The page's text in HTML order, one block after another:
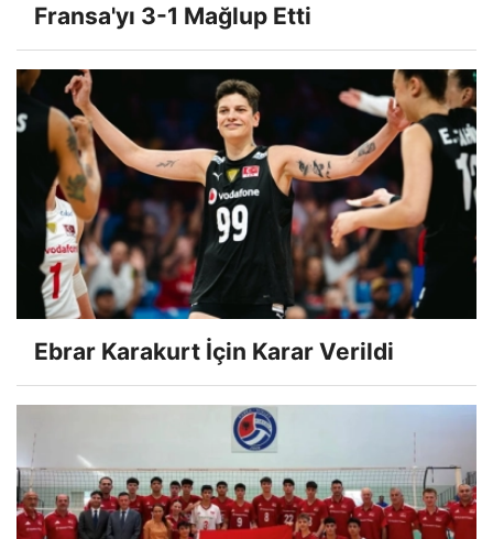
Fransa'yı 3-1 Mağlup Etti
Ebrar Karakurt İçin Karar Verildi